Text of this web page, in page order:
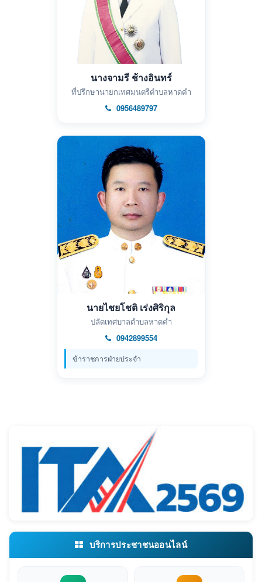
นางจามรี ช้างอินทร์
ที่ปรึกษานายกเทศมนตรีตำบลหาดคำ
0956489797
นายไชยโชติ เร่งศิริกุล
ปลัดเทศบาลตำบลหาดคำ
0942899554
ข้าราชการฝ่ายประจำ
บริการประชาชนออนไลน์